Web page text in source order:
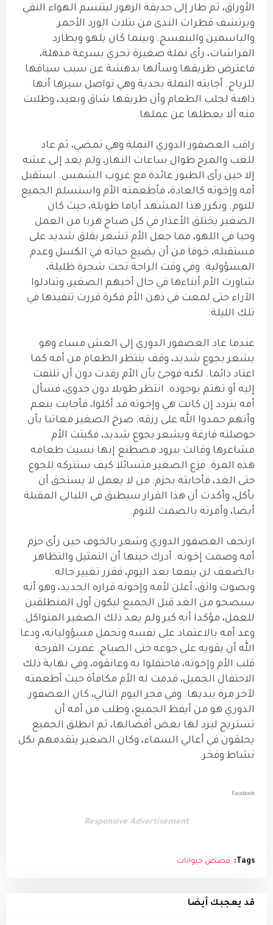
الأوراق، ثم طار إلى حديقة الزهور ليتنسم الهواء النقي
ويرتشف قطرات الندى من بتلات الورد الأحمر
والياسمين والبنفسج. وبينما كان يلهو ويطارد
الفراشات، رأى نملة صغيرة تجري بسرعة مذهلة،
فاعترض طريقها وسألها بدهشة عن سبب سباقها
للرياح. أجابته النملة بجدية وهي تواصل سيرها أنها
ذاهبة لجلب الطعام وأن طريقها شاق وبعيد، وطلبت
منه ألا يعطلها عن عملها.
راقب العصفور الدوري النملة وهي تمضي، ثم عاد
للعب والمرح طوال ساعات النهار، ولم يعد إلى عشه
إلا حين رأى الطيور عائدة مع غروب الشمس. استقبل
أمه وإخوته كالعادة، فأطعمته الأم واستسلم الجميع
للنوم. وتكرر هذا المشهد أياما طويلة، حيث كان
الصغير يختلق الأعذار في كل صباح هربا من العمل
وحبا في اللهو، مما جعل الأم تشعر بقلق شديد على
مستقبله، خوفا من أن يضيع حياته في الكسل وعدم
المسؤولية. وفي وقت الراحة تحت شجرة ظليلة،
شاورت الأم أبناءها في حال أخيهم الصغير، وتبادلوا
الآراء حتى لمعت في ذهن الأم فكرة قررت تنفيذها في
تلك الليلة.
عندما عاد العصفور الدوري إلى العش مساء وهو
يشعر بجوع شديد، وقف ينتظر الطعام من أمه كما
اعتاد دائما. لكنه فوجئ بأن الأم رقدت دون أن تلتفت
إليه أو تهتم بوجوده. انتظر طويلا دون جدوى، فسأل
أمه بتردد إن كانت هي وإخوته قد أكلوا، فأجابت بنعم
وأنهم حمدوا الله على رزقه. صرخ الصغير معاتبا بأن
حوصلته فارغة ويشعر بجوع شديد، فكبتت الأم
مشاعرها وقالت ببرود مصطنع إنها نسيت طعامه
هذه المرة. فزع الصغير متسائلا كيف ستتركه للجوع
حتى الغد، فأجابته بحزم: من لا يعمل لا يستحق أن
يأكل، وأكدت أن هذا القرار سيطبق في الليالي المقبلة
أيضا، وأمرته بالصمت للنوم.
ارتجف العصفور الدوري وشعر بالخوف حين رأى حزم
أمه وصمت إخوته. أدرك حينها أن التمثيل والتظاهر
بالضعف لن ينفعا بعد اليوم، فقرر تغيير حاله.
وبصوت واثق، أعلن لأمه وإخوته قراره الجديد، وهو أنه
سيصحو من الغد قبل الجميع ليكون أول المنطلقين
للعمل، مؤكدا أنه كبر ولم يعد ذلك الصغير المتواكل.
وعد أمه بالاعتماد على نفسه وتحمل مسؤولياته، ودعا
الله أن يقويه على جوعه حتى الصباح. غمرت الفرحة
قلب الأم وإخوته، فاحتفلوا به وعانقوه، وفي نهاية ذلك
الاحتفال الجميل، قدمت له الأم مكافأة حيث أطعمته
لآخر مرة بيديها. وفي فجر اليوم التالي، كان العصفور
الدوري هو من أيقظ الجميع، وطلب من أمه أن
تستريح ليرد لها بعض أفضالها، ثم انطلق الجميع
يحلقون في أعالي السماء، وكان الصغير يتقدمهم بكل
نشاط وفخر.
Facebook
Responsive Advertisement
Tags: قصص حيوانات
قد يعجبك أيضا